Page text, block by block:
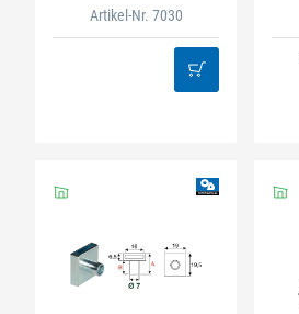
Artikel-Nr. 7030